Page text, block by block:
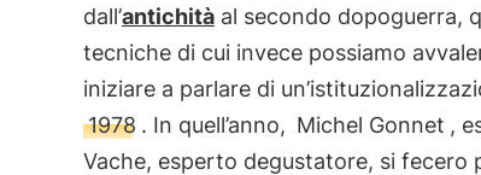
dall’antichitàal secondo dopoguerra,
tecniche di cui invece possiamo
iniziare a parlare di
1978 . In quell’anno, Michel Gonnet ,
Vache, esperto degustatore, si fecero